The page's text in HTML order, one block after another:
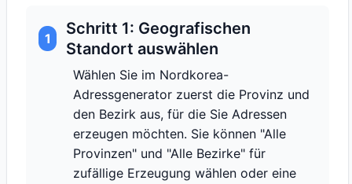
1
Schritt 1: Geografischen
Standort auswählen
Wählen Sie im Nordkorea-
Adressgenerator zuerst die Provinz und
den Bezirk aus, für die Sie Adressen
erzeugen möchten. Sie können "Alle
Provinzen" und "Alle Bezirke" für
zufällige Erzeugung wählen oder eine